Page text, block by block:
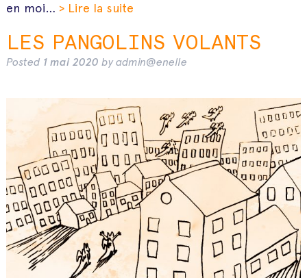
en moi… > Lire la suite
LES PANGOLINS VOLANTS
Posted 1 mai 2020 by admin@enelle